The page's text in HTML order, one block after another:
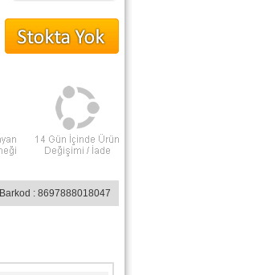
Barkod : 8697888018047